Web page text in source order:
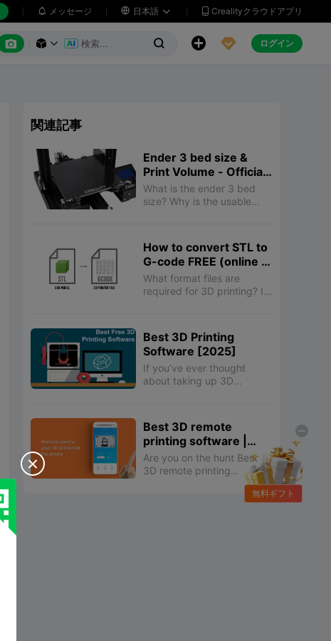
 メッセージ  日本語   Crealityクラウドアプリ
      ログイン
関連記事
Ender 3 bed size &
Print Volume - Official
explaination
What is the ender 3 bed
size? Why is the usable
3 dimensions is here!
How to convert STL to
G-code FREE (online &
offline)
What format files are
required for 3D printing? It
will show you how to
convert STL to G-code.
Best 3D Printing
Software [2025]
If you’ve ever thought
about taking up 3D
from and how are they
made? Well, this is where
3D printing software comes
in.
Best 3D remote
printing software |
How to connect a 3D
printer with Wi-Fi?
Are you on the hunt Best
3D remote printing
software? Click here to
learn about Creality Clod無料ギフト
